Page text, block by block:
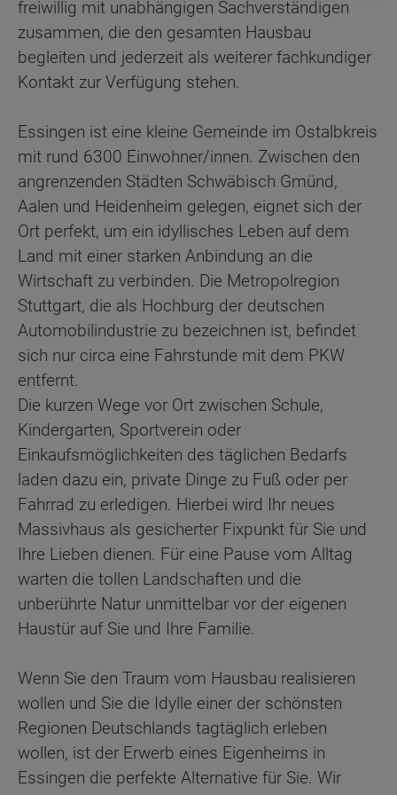
freiwillig mit unabhängigen Sachverständigen
zusammen, die den gesamten Hausbau
begleiten und jederzeit als weiterer fachkundiger
Kontakt zur Verfügung stehen.
Essingen ist eine kleine Gemeinde im Ostalbkreis
mit rund 6300 Einwohner/innen. Zwischen den
angrenzenden Städten Schwäbisch Gmünd,
Aalen und Heidenheim gelegen, eignet sich der
Ort perfekt, um ein idyllisches Leben auf dem
Land mit einer starken Anbindung an die
Wirtschaft zu verbinden. Die Metropolregion
Stuttgart, die als Hochburg der deutschen
Automobilindustrie zu bezeichnen ist, befindet
sich nur circa eine Fahrstunde mit dem PKW
entfernt.
Die kurzen Wege vor Ort zwischen Schule,
Kindergarten, Sportverein oder
Einkaufsmöglichkeiten des täglichen Bedarfs
laden dazu ein, private Dinge zu Fuß oder per
Fahrrad zu erledigen. Hierbei wird Ihr neues
Massivhaus als gesicherter Fixpunkt für Sie und
Ihre Lieben dienen. Für eine Pause vom Alltag
warten die tollen Landschaften und die
unberührte Natur unmittelbar vor der eigenen
Haustür auf Sie und Ihre Familie.
Wenn Sie den Traum vom Hausbau realisieren
wollen und Sie die Idylle einer der schönsten
Regionen Deutschlands tagtäglich erleben
wollen, ist der Erwerb eines Eigenheims in
Essingen die perfekte Alternative für Sie. Wir